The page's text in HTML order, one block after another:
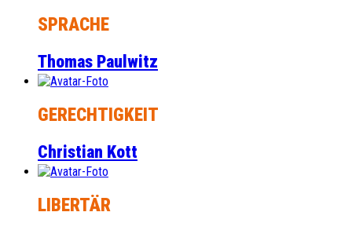
SPRACHE
Thomas Paulwitz
GERECHTIGKEIT
Christian Kott
LIBERTÄR